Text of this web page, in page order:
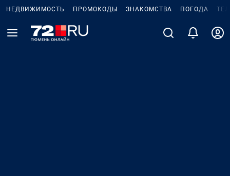
НЕДВИЖИМОСТЬ ПРОМОКОДЫ ЗНАКОМСТВА ПОГОДА